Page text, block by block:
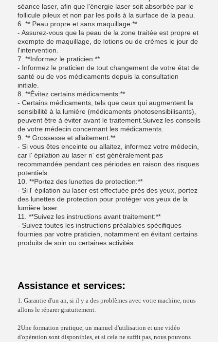
séance laser, afin que l'énergie laser soit absorbée par le
follicule pileux et non par les poils à la surface de la peau.
6. ** Peau propre et sans maquillage:**
- Assurez-vous que la peau de la zone traitée est propre et
exempte de maquillage, de lotions ou de crèmes le jour de
l'intervention.
7. **Informez le praticien:**
- Informez le praticien de tout changement de votre état de
santé ou de vos médicaments depuis la consultation
initiale.
8. **Évitez certains médicaments:**
- Certains médicaments, tels que ceux qui augmentent la
sensibilité à la lumière (médicaments photosensibilisants),
peuvent être à éviter avant le traitement.Suivez les conseils
de votre médecin concernant les médicaments.
9. ** Grossesse et allaitement:**
- Si vous êtes enceinte ou allaitez, informez votre médecin,
car l' épilation au laser n' est généralement pas
recommandée pendant ces périodes en raison des risques
potentiels.
10. **Portez des lunettes de protection:**
- Si l' épilation au laser est effectuée près des yeux, portez
des lunettes de protection pour protéger vos yeux de la
lumière laser.
11. **Suivez les instructions avant traitement:**
- Suivez toutes les instructions préalables spécifiques
fournies par votre praticien, notamment en évitant certains
produits de soin ou certaines activités.
Assistance et services:
1. Garantie d'un an, si il y a des problèmes avec votre machine, nous
allons le réparer gratuitement.
2Une formation pratique, un manuel d'utilisation et une vidéo
d'opération sont disponibles, et si cela ne suffit pas, nous pouvons